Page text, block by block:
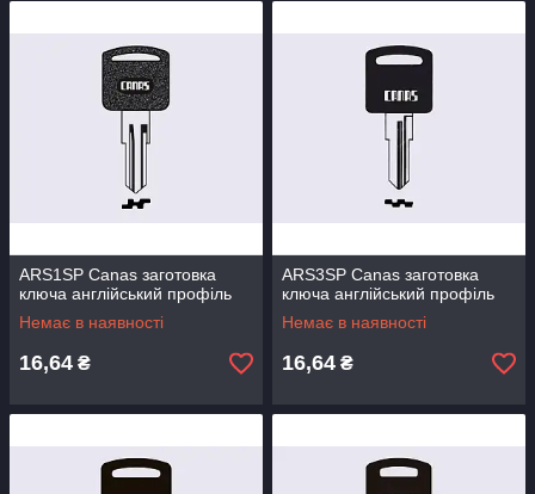
ARS1SP Canas заготовка
ключа англійський профіль
Немає в наявності
16,64 ₴
ARS3SP Canas заготовка
ключа англійський профіль
Немає в наявності
16,64 ₴